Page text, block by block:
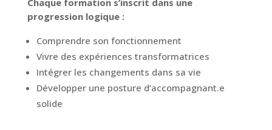
progression logique :
Comprendre son fonctionnement
Vivre des expériences transformatrices
Intégrer les changements dans sa vie
Développer une posture d’accompagnant.e
solide